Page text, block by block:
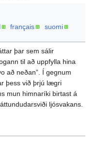
français
suomi
þar sem sálir
til að uppfylla hina
að neðan”. Í gegnum
þess við þrjú lægri
mun himnaríki birtast á
ljósvakans.